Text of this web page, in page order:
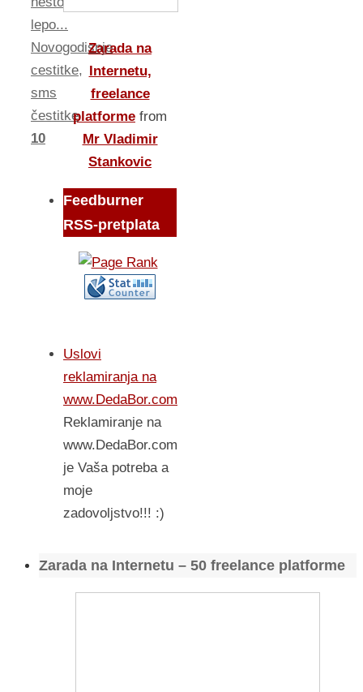
lepo...
Novogodisnje
cestitke,
sms
čestitke
10
Zarada na
Internetu,
freelance
platforme from
Mr Vladimir
Stankovic
Feedburner
RSS-pretplata
Uslovi
reklamiranja na
www.DedaBor.com
Reklamiranje na
www.DedaBor.com
je Vaša potreba a
moje
zadovoljstvo!!! :)
Zarada na Internetu – 50 freelance platforme